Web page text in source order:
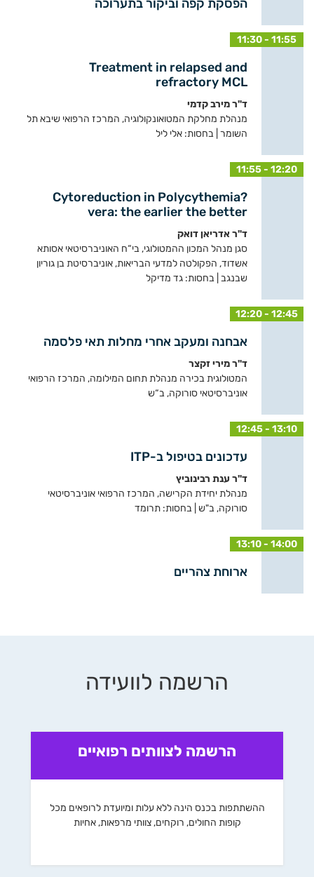
הפסקת קפה וביקור בתערוכה
11:30 - 11:55
Treatment in relapsed and
refractory MCL
ד"ר מירב קדמי
מנהלת מחלקת המטואונקולוגיה, המרכז הרפואי שיבא תל
השומר | בחסות: אלי ליל
11:55 - 12:20
?Cytoreduction in Polycythemia
vera: the earlier the better
ד"ר אדריאן דואק
סגן מנהל המכון ההמטולוגי, בי“ח האוניברסיטאי אסותא
אשדוד, הפקולטה למדעי הבריאות, אוניברסיטת בן גוריון
שבנגב | בחסות: גד מדיקל
12:20 - 12:45
אבחנה ומעקב אחרי מחלות תאי פלסמה
ד"ר מירי זקצר
המטולוגית בכירה מנהלת תחום המילומה, המרכז הרפואי
אוניברסיטאי סורוקה, ב“ש
12:45 - 13:10
עדכונים בטיפול ב-ITP
ד"ר ענת רבינוביץ
מנהלת יחידת הקרישה, המרכז הרפואי אוניברסיטאי
סורוקה, ב"ש | בחסות: תרומד
13:10 - 14:00
ארוחת צהריים
הרשמה לוועידה
הרשמה לצוותים רפואיים
ההשתתפות בכנס הינה ללא עלות ומיועדת לרופאים מכל
קופות החולים, רוקחים, צוותי מרפאות, אחיות